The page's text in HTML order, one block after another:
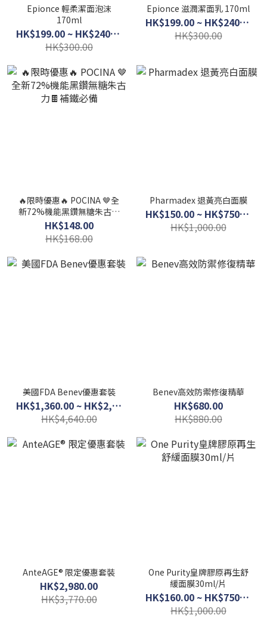
Epionce 輕柔潔面泡沫
170ml
HK$199.00 ~ HK$240.00
HK$300.00
Epionce 滋潤潔面乳 170ml
HK$199.00 ~ HK$240.00
HK$300.00
🔥限時優惠🔥 POCINA 🤎全
新72%機能黑鑽無糖朱古力
🍫補鐵必備
HK$148.00
HK$168.00
Pharmadex 退黃亮白面膜
HK$150.00 ~ HK$750.00
HK$1,000.00
美國FDA Benev優惠套裝
HK$1,360.00 ~ HK$2,910.00
HK$4,640.00
Benev高效防禦修復精華
HK$680.00
HK$880.00
AnteAGE® 限定優惠套裝
HK$2,980.00
HK$3,770.00
One Purity皇牌膠原再生舒
緩面膜30ml/片
HK$160.00 ~ HK$750.00
HK$1,000.00